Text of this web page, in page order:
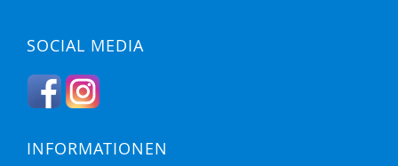
SOCIAL MEDIA
INFORMATIONEN